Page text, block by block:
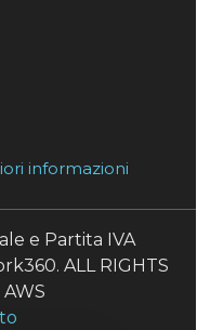
informazioni
e Partita IVA
ALL RIGHTS
AWS